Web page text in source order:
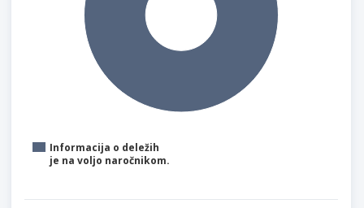
Informacija o deležih
je na voljo naročnikom.